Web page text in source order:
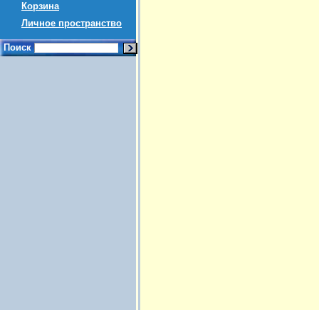
Корзина
Личное пространство
Поиск